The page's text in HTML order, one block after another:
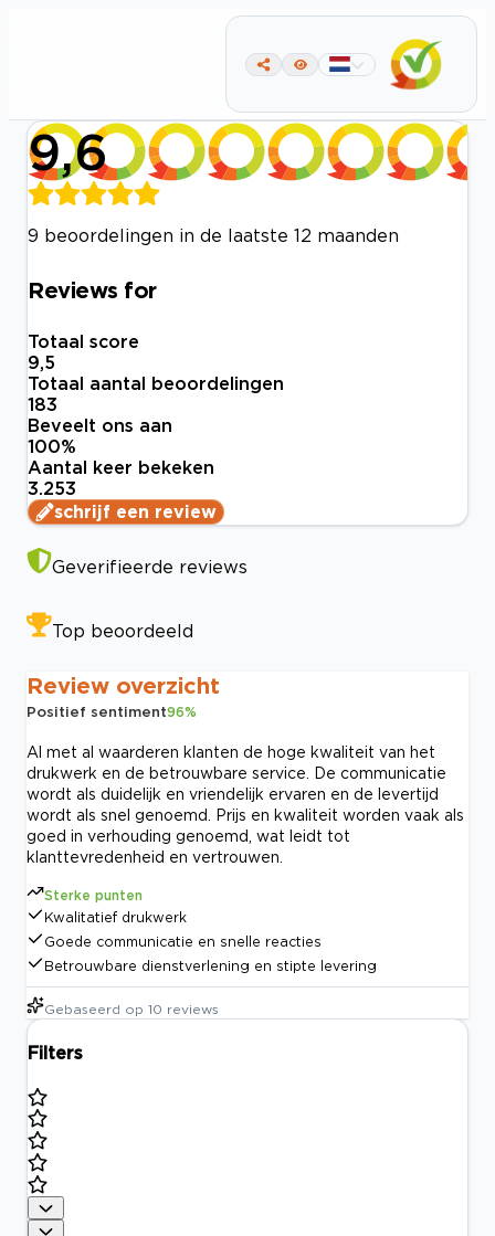
9,6
9 beoordelingen in de laatste 12 maanden
Reviews for
Totaal score
9,5
Totaal aantal beoordelingen
183
Beveelt ons aan
100%
Aantal keer bekeken
3.253
schrijf een review
Geverifieerde reviews
Top beoordeeld
Review overzicht
Positief sentiment96%
Al met al waarderen klanten de hoge kwaliteit van het
drukwerk en de betrouwbare service. De communicatie
wordt als duidelijk en vriendelijk ervaren en de levertijd
wordt als snel genoemd. Prijs en kwaliteit worden vaak als
goed in verhouding genoemd, wat leidt tot
klanttevredenheid en vertrouwen.
Sterke punten
Kwalitatief drukwerk
Goede communicatie en snelle reacties
Betrouwbare dienstverlening en stipte levering
Gebaseerd op 10 reviews
Filters